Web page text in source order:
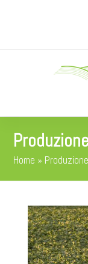
Produzione
Home » Produzione